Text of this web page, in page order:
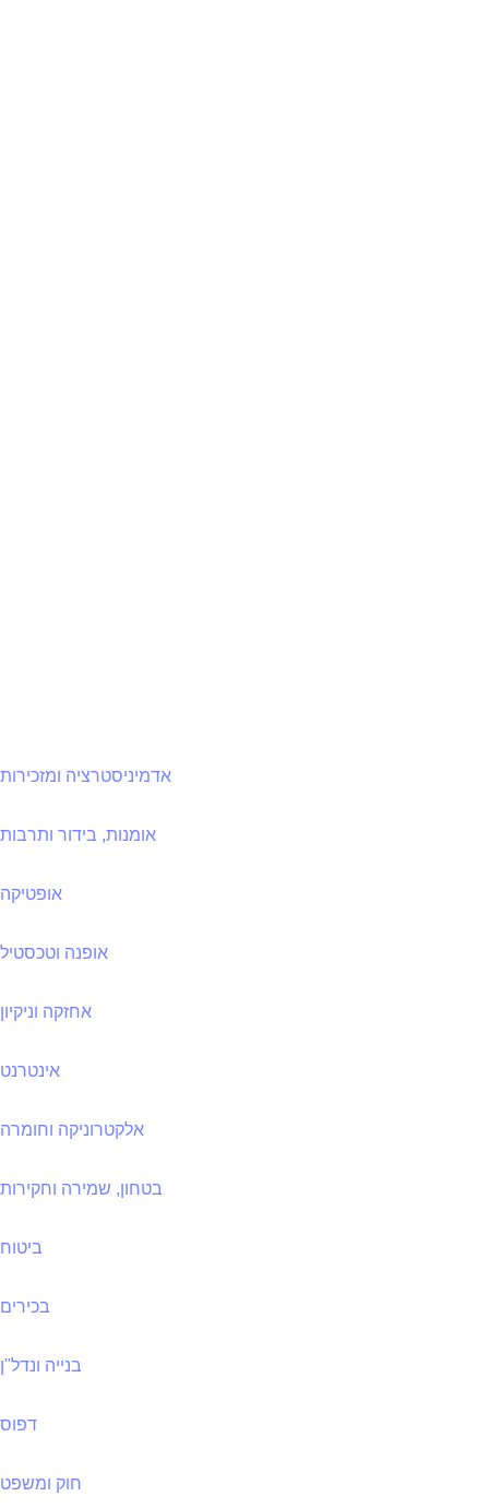
אדמיניסטרציה ומזכירות
אומנות, בידור ותרבות
אופטיקה
אופנה וטכסטיל
אחזקה וניקיון
אינטרנט
אלקטרוניקה וחומרה
בטחון, שמירה וחקירות
ביטוח
בכירים
בנייה ונדל"ן
דפוס
חוק ומשפט